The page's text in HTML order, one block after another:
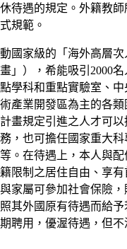
待遇的規定。外籍教師
規範。
國家級的「海外高層
」），希能吸引2000
學科和重點實驗室、
產業開發區為主的各
畫規定引進之人才可
，也可擔任國家重大
。在待遇上，本人與
限制之居住自由、享有
家屬可參加社會保險，
其外國原有待遇而給
聘用，優渥待遇，但